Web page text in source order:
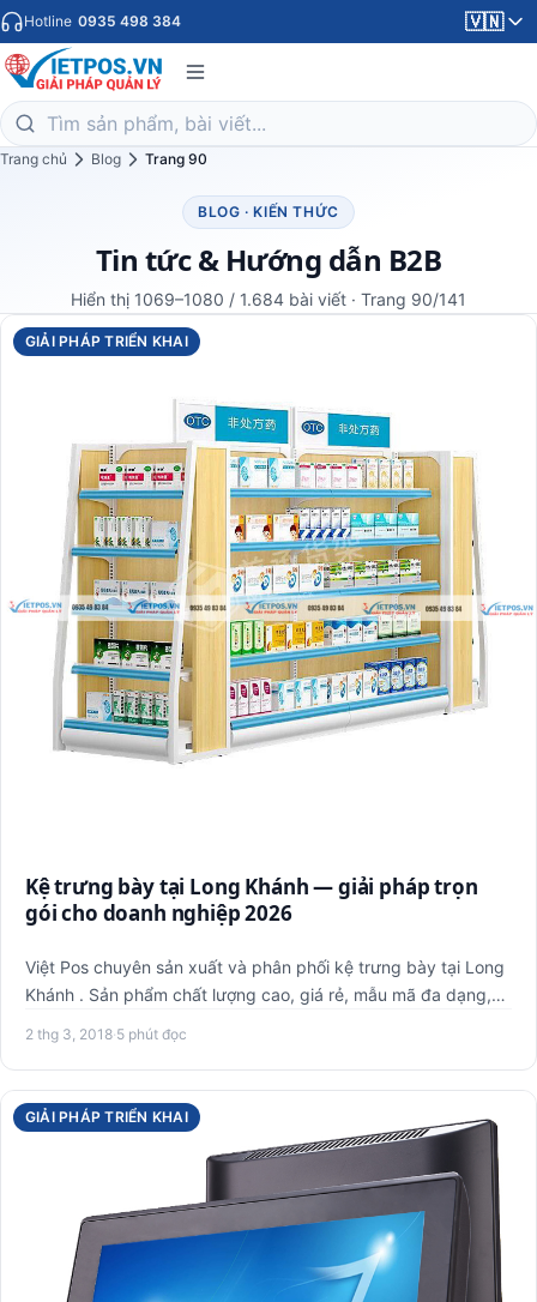
Hotline 0935 498 384 🇻🇳
Trang chủ Blog Trang 90
BLOG · KIẾN THỨC
Tin tức & Hướng dẫn B2B
Hiển thị 1069–1080 / 1.684 bài viết · Trang 90/141
GIẢI PHÁP TRIỂN KHAI
Kệ trưng bày tại Long Khánh — giải pháp trọn
gói cho doanh nghiệp 2026
Việt Pos chuyên sản xuất và phân phối kệ trưng bày tại Long
Khánh . Sản phẩm chất lượng cao, giá rẻ, mẫu mã đa dạng,
2 thg 3, 2018·5 phút đọc
GIẢI PHÁP TRIỂN KHAI